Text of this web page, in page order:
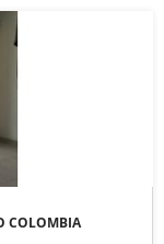
COLOMBIA